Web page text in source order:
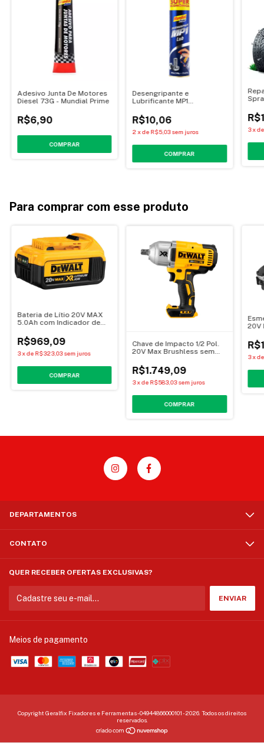
Adesivo Junta De Motores
Diesel 73G - Mundial Prime
R$6,90
Desengripante e
Lubrificante MP1
R$10,06
2 xdeR$5,03 sem juros 3x
Para comprar com esse produto
Bateria de Lítio 20V MAX
5.0Ah com Indicador de
R$969,09
3xdeR$323,03 sem juros
Chave de Impacto 1/2 Pol.
20V Max Brushless sem
DCF899B - Dewalt
R$1.749,09
3xdeR$583,03 sem juros
20V
3x
DEPARTAMENTOS
CONTATO
QUER RECEBER OFERTAS EXCLUSIVAS?
Meios de pagamento
Copyright Geralfix Fixadores e Ferramentas - 04944866000101 - 2026. Todos os direitos
reservados.